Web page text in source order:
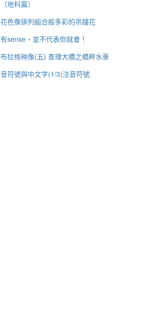
（地科篇）
花色像排列組合般多彩的吊鐘花
有sense，並不代表你就會！
布拉格映像(五) 查理大橋之橋畔水車
音符號與中文字(1/3)注音符號